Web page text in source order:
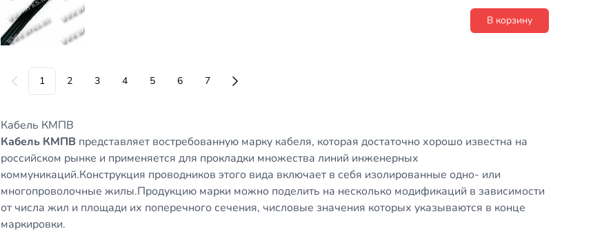
В корзину
1 2 3 4 5 6 7
Кабель КМПВ
Кабель КМПВ представляет востребованную марку кабеля, которая достаточно хорошо известна на
российском рынке и применяется для прокладки множества линий инженерных
коммуникаций.Конструкция проводников этого вида включает в себя изолированные одно- или
многопроволочные жилы.Продукцию марки можно поделить на несколько модификаций в зависимости
от числа жил и площади их поперечного сечения, числовые значения которых указываются в конце
маркировки.